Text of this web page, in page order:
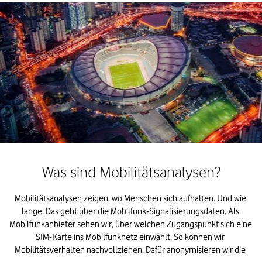
Was sind Mobilitätsanalysen?
Mobilitätsanalysen zeigen, wo Menschen sich aufhalten. Und wie
lange. Das geht über die Mobilfunk-Signalisierungsdaten. Als
Mobilfunkanbieter sehen wir, über welchen Zugangspunkt sich eine
SIM-Karte ins Mobilfunknetz einwählt. So können wir
Mobilitätsverhalten nachvollziehen. Dafür anonymisieren wir die